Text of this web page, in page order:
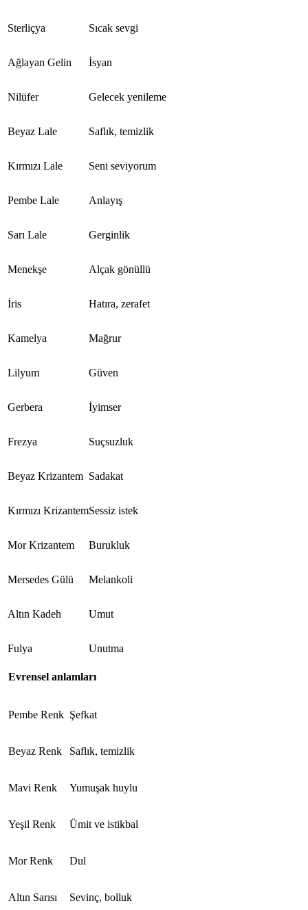
Sterliçya Sıcak sevgi
Ağlayan Gelin İsyan
Nilüfer Gelecek yenileme
Beyaz Lale Saflık, temizlik
Kırmızı Lale Seni seviyorum
Pembe Lale Anlayış
Sarı Lale Gerginlik
Menekşe Alçak gönüllü
İris Hatıra, zerafet
Kamelya Mağrur
Lilyum Güven
Gerbera İyimser
Frezya Suçsuzluk
Beyaz Krizantem Sadakat
Kırmızı KrizantemSessiz istek
Mor Krizantem Burukluk
Mersedes Gülü Melankoli
Altın Kadeh Umut
Fulya Unutma
Evrensel anlamları
Pembe Renk Şefkat
Beyaz Renk Saflık, temizlik
Mavi Renk Yumuşak huylu
Yeşil Renk Ümit ve istikbal
Mor Renk Dul
Altın Sarısı Sevinç, bolluk